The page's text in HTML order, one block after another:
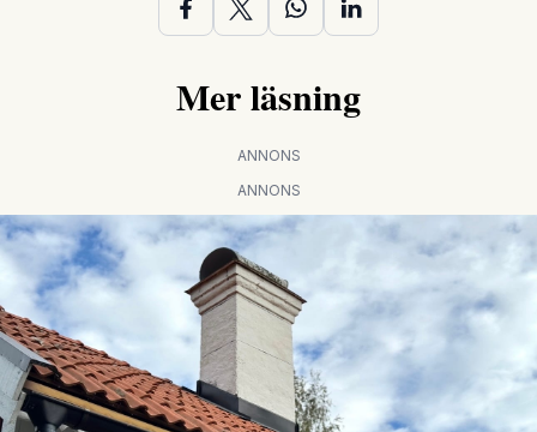
Mer läsning
ANNONS
ANNONS